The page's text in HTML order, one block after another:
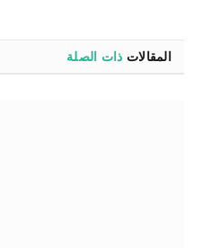
المقالات ذات الصلة